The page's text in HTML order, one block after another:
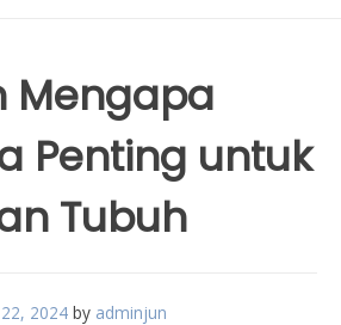
Mengapa
Penting untuk
Tubuh
2024 by adminjun